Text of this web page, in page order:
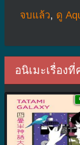
จบแล้ว, ดู
อนิเมะเรื่อง